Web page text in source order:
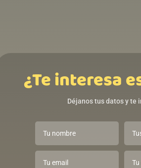
¿Te interesa
Déjanos tus datos y te